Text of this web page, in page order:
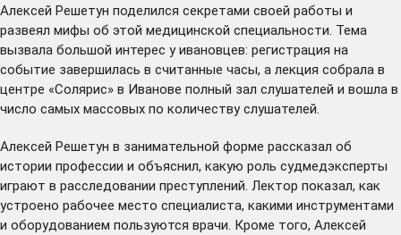
Алексей Решетун поделился секретами своей работы и
развеял мифы об этой медицинской специальности. Тема
вызвала большой интерес у ивановцев: регистрация на
событие завершилась в считанные часы, а лекция собрала в
центре «Солярис» в Иванове полный зал слушателей и вошла в
число самых массовых по количеству слушателей.
Алексей Решетун в занимательной форме рассказал об
истории профессии и объяснил, какую роль судмедэксперты
играют в расследовании преступлений. Лектор показал, как
устроено рабочее место специалиста, какими инструментами
и оборудованием пользуются врачи. Кроме того, Алексей